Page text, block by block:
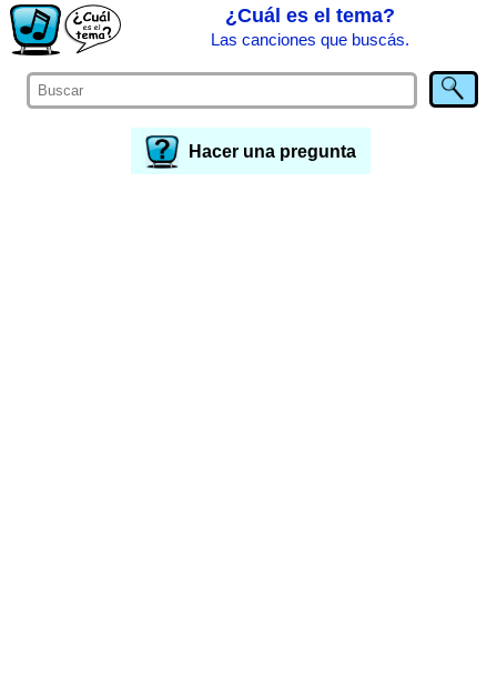
¿Cuál es el tema?
Las canciones que buscás.
Hacer una pregunta